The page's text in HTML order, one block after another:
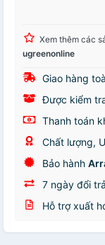
Xem thêm các
ugreenonline
Giao hàng
Được kiểm
Thanh toán
Chất lượng,
Bảo hành
7 ngày đổi
Hỗ trợ xuất